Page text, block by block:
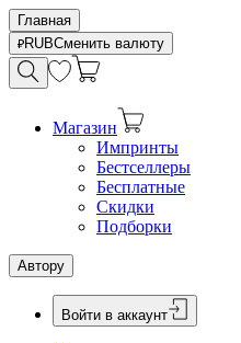
Главная
RUBСменить валюту
Магазин
Импринты
Бестселлеры
Бесплатные
Скидки
Подборки
Автору
Войти в аккаунт